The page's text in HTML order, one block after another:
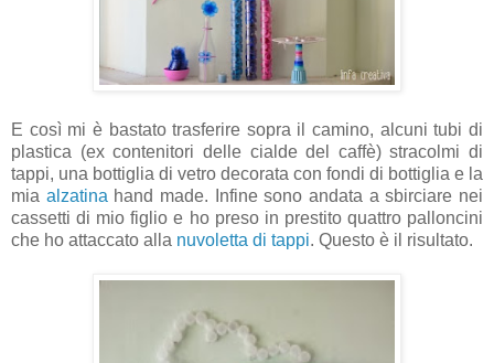
E così mi è bastato trasferire sopra il camino, alcuni tubi di
plastica (ex contenitori delle cialde del caffè) stracolmi di
tappi, una bottiglia di vetro decorata con fondi di bottiglia e la
mia alzatina hand made. Infine sono andata a sbirciare nei
cassetti di mio figlio e ho preso in prestito quattro palloncini
che ho attaccato alla nuvoletta di tappi. Questo è il risultato.